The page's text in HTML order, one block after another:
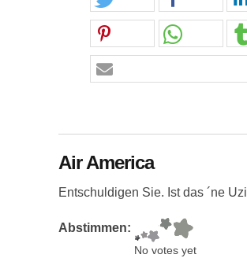
Air America
Entschuldigen Sie. Ist das ´ne Uzi
Abstimmen:
No votes yet